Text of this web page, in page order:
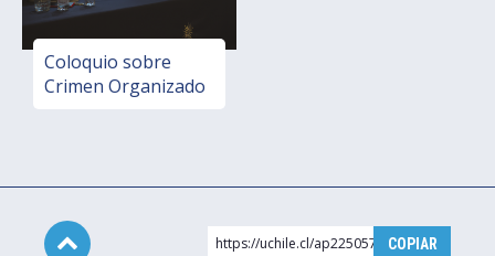
Coloquio sobre
Crimen Organizado
https://uchile.cl/ap225057 COPIAR